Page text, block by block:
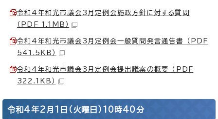
令和4年和光市議会3月定例会施政方針に対する質問
（PDF 1.1MB）
令和4年和光市議会3月定例会一般質問発言通告書 （PDF
541.5KB）
令和4年和光市議会3月定例会提出議案の概要 （PDF
322.1KB）
令和4年2月1日（火曜日）10時40分